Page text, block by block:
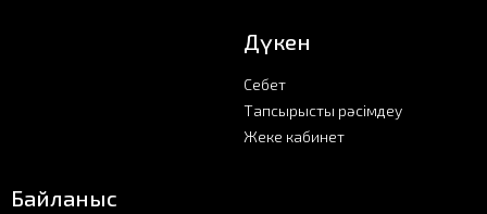
Дүкен
Себет
Тапсырысты рәсімдеу
Жеке кабинет
Байланыс